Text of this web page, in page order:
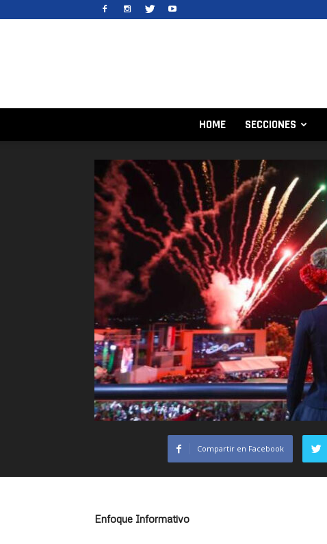
HOME SECCIONES
Compartir en Facebook
Enfoque Informativo